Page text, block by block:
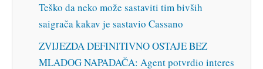
Teško da neko može sastaviti tim bivših
saigrača kakav je sastavio Cassano
ZVIJEZDA DEFINITIVNO OSTAJE BEZ
MLADOG NAPADAČA: Agent potvrdio interes